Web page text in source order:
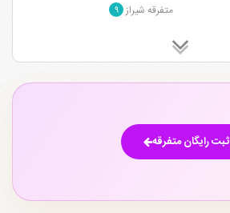
متفرقه شیراز ۹
ثبت رایگان متفرقه